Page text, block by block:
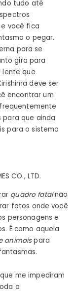
tudo até
você fica
o pegar.
para se
gira para
lente que
deve ser
encontrar um
que ainda
para o sistema
CO., LTD.
quadro fatalnão
fotos onde você
personagens e
É como aquela
animaispara
me impediram
a